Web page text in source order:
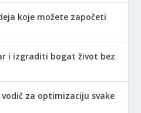
koje možete započeti
i izgraditi bogat život bez
za optimizaciju svake